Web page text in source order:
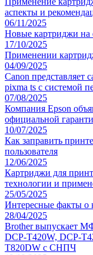
аспекты и
06/11/2025
Новые картриджи на
17/10/2025
Применении
04/09/2025
Canon
pixma ts с системой
07/08/2025
Компания Epson
официальной
10/07/2025
Как заправить
пользователя
12/06/2025
Картриджи для
технологии и
25/05/2025
Интересные факты о
28/04/2025
Brother выпускает
DCP-T420W, DCP-
T820DW с СНПЧ